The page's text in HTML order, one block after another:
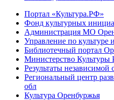
Портал «Культура.РФ»
Фонд культурных
Администрация МО
Управление по
Библиотечный портал
Министерство Культуры
Результаты независимой
Региональный центр
обл
Культура Оренбуржья